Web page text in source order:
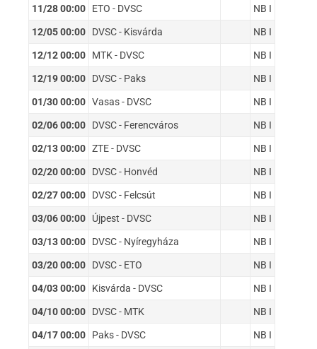
11/28 00:00 ETO - DVSC NB I
12/05 00:00 DVSC - Kisvárda NB I
12/12 00:00 MTK - DVSC NB I
12/19 00:00 DVSC - Paks NB I
01/30 00:00 Vasas - DVSC NB I
02/06 00:00 DVSC - Ferencváros NB I
02/13 00:00 ZTE - DVSC NB I
02/20 00:00 DVSC - Honvéd NB I
02/27 00:00 DVSC - Felcsút NB I
03/06 00:00 Újpest - DVSC NB I
03/13 00:00 DVSC - Nyíregyháza NB I
03/20 00:00 DVSC - ETO NB I
04/03 00:00 Kisvárda - DVSC NB I
04/10 00:00 DVSC - MTK NB I
04/17 00:00 Paks - DVSC NB I